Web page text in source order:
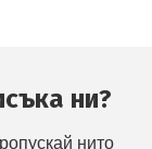
ни?
нито